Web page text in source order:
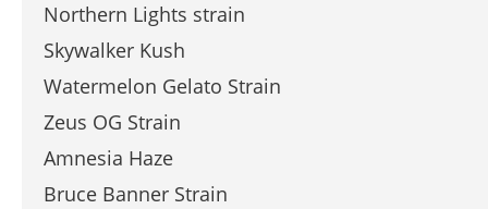
Northern Lights strain
Skywalker Kush
Watermelon Gelato Strain
Zeus OG Strain
Amnesia Haze
Bruce Banner Strain